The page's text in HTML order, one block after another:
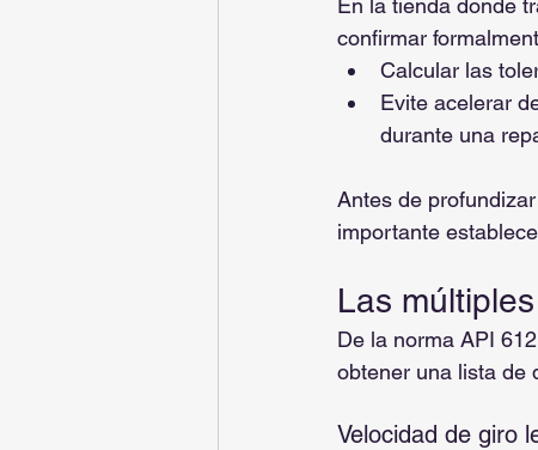
En la tienda donde
confirmar
Calcular las
Evite acelerar
durante una
Antes de
importante
Las
De la norma API
obtener una lista de
Velocidad de giro